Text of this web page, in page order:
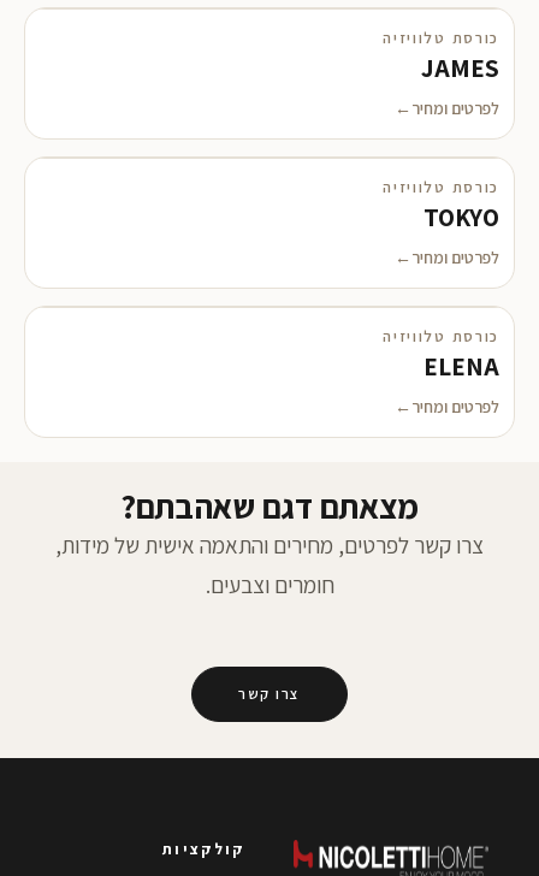
כורסת טלוויזיה
JAMES
לפרטים ומחיר
כורסת טלוויזיה
TOKYO
לפרטים ומחיר
כורסת טלוויזיה
ELENA
לפרטים ומחיר
מצאתם דגם שאהבתם?
צרו קשר לפרטים, מחירים והתאמה אישית של מידות,
חומרים וצבעים.
צרו קשר
קולקציות